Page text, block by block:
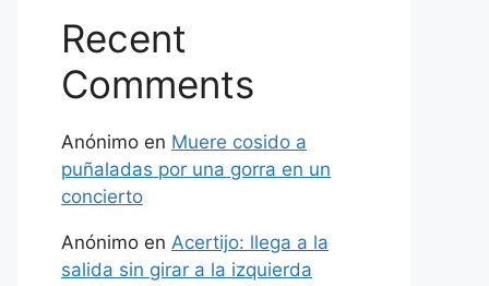
Recent
Comments
Anónimo en Muere cosido a
puñaladas por una gorra en un
concierto
Anónimo en Acertijo: llega a la
salida sin girar a la izquierda